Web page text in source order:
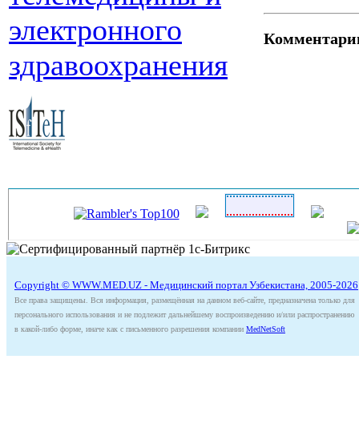
электронного
здравоохранения
Copyright © WWW.MED.UZ - Медицинский портал Узбекистана, 2005-2026
Все права защищены. Вся информация, размещённая на данном веб-сайте, предназначена только для
персонального использования и не подлежит дальнейшему воспроизведению и/или распространению
в какой-либо форме, иначе как с письменного разрешения компании MedNetSoft